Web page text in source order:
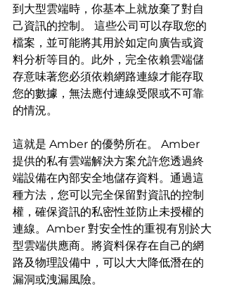
到大型雲端時，你基本上就放棄了對自
己資訊的控制。 這些公司可以存取您的
檔案，並可能將其用於如定向廣告或資
料分析等目的。此外，完全依賴雲端儲
存意味著您必須依賴網路連線才能存取
您的數據，無法應付連線受限或不可靠
的情況。
這就是 Amber 的優勢所在。 Amber
提供的私有雲端解決方案允許您透過終
端設備在內部安全地儲存資料。通過這
種方法，您可以完全保留對資訊的控制
權，確保資訊的私密性並防止未授權的
連線。Amber 對安全性的重視有別於大
型雲端供應商。將資料保存在自己的網
路及物理設備中，可以大大降低潛在的
漏洞或洩漏風險。